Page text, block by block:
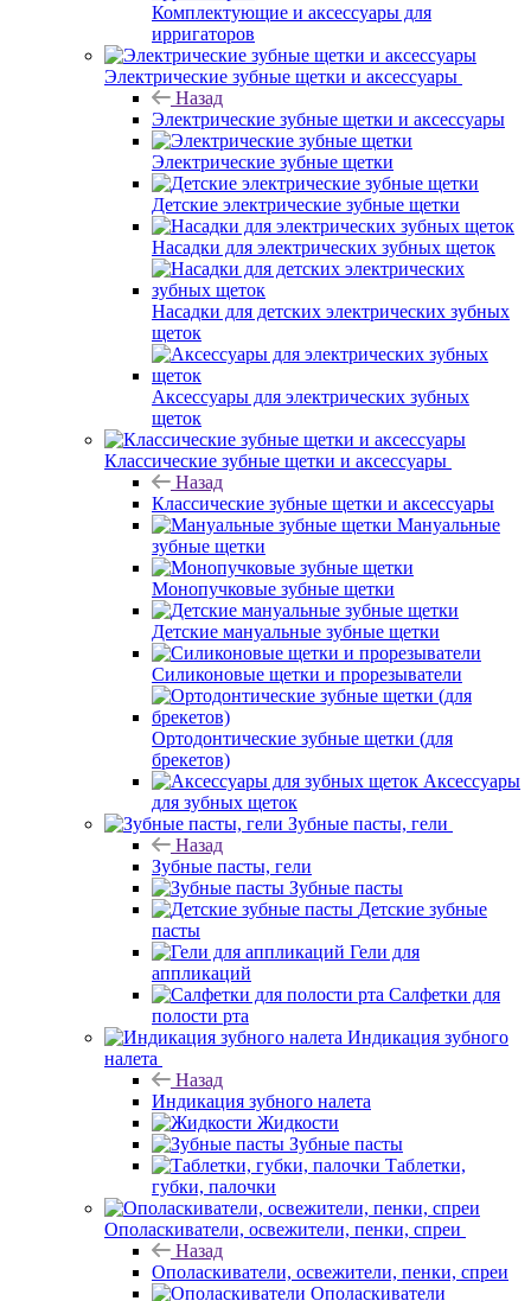
Комплектующие и аксессуары для
ирригаторов
Электрические зубные щетки и аксессуары
Назад
Электрические зубные щетки и аксессуары
Электрические зубные щетки
Детские электрические зубные щетки
Насадки для электрических зубных щеток
Насадки для детских электрических зубных
щеток
Аксессуары для электрических зубных
щеток
Классические зубные щетки и аксессуары
Назад
Классические зубные щетки и аксессуары
Мануальные
зубные щетки
Монопучковые зубные щетки
Детские мануальные зубные щетки
Силиконовые щетки и прорезыватели
Ортодонтические зубные щетки (для
брекетов)
Аксессуары
для зубных щеток
Зубные пасты, гели
Назад
Зубные пасты, гели
Зубные пасты
Детские зубные
пасты
Гели для
аппликаций
Салфетки для
полости рта
Индикация зубного
налета
Назад
Индикация зубного налета
Жидкости
Зубные пасты
Таблетки,
губки, палочки
Ополаскиватели, освежители, пенки, спреи
Назад
Ополаскиватели, освежители, пенки, спреи
Ополаскиватели